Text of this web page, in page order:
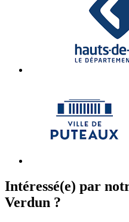
Intéressé(e) par
Verdun ?